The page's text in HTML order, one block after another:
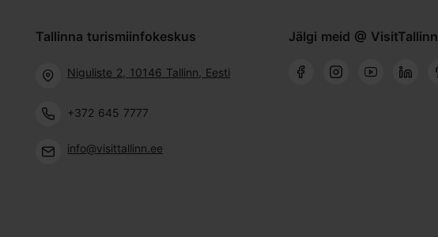
Tallinna turismiinfokeskus
Niguliste 2, 10146 Tallinn, Eesti
+372 645 7777
info@visittallinn.ee
Jälgi meid @ VisitTallinn